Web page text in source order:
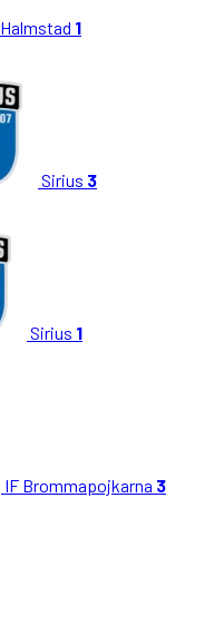
Halmstad 1
Sirius 3
Sirius 1
IF Brommapojkarna 3